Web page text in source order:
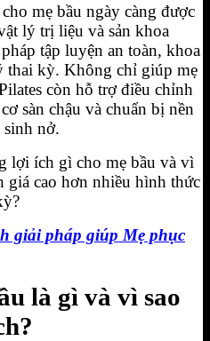
mẹ bầu ngày càng được
lý trị liệu và sản khoa
tập luyện an toàn, khoa
thai kỳ. Không chỉ giúp mẹ
còn hỗ trợ điều chỉnh
sàn chậu và chuẩn bị nền
sinh nở.
lợi ích gì cho mẹ bầu và vì
giá cao hơn nhiều hình thức
giải pháp giúp Mẹ phục
là gì và vì sao